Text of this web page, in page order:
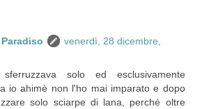
venerdì, 28 dicembre,
solo ed esclusivamente
io ahimè non l'ho mai imparato e dopo
solo sciarpe di lana, perché oltre